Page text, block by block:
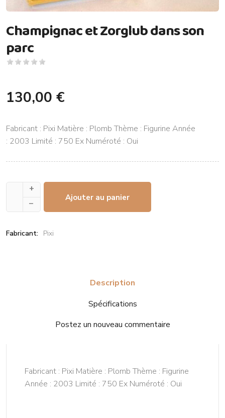
Champignac et Zorglub dans son
parc
130,00 €
Fabricant : Pixi Matière : Plomb Thème : Figurine Année
: 2003 Limité : 750 Ex Numéroté : Oui
+
–
Ajouter au panier
Fabricant: Pixi
Description
Spécifications
Postez un nouveau commentaire
Fabricant : Pixi Matière : Plomb Thème : Figurine
Année : 2003 Limité : 750 Ex Numéroté : Oui